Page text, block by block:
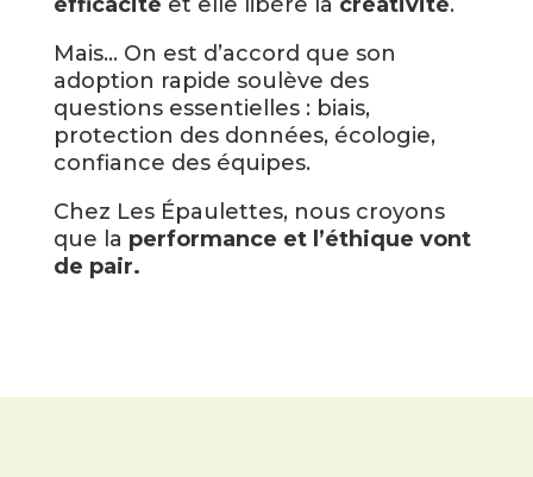
Mais… On est d’accord que son
adoption rapide soulève des
questions essentielles : biais,
protection des données, écologie,
confiance des équipes.
Chez Les Épaulettes, nous croyons
que la performance et l’éthique vont
de pair.